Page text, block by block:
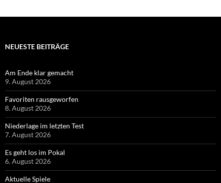
NEUESTE BEITRÄGE
Am Ende klar gemacht
9. August 2026
Favoriten rausgeworfen
8. August 2026
Niederlage im letzten Test
7. August 2026
Es geht los im Pokal
6. August 2026
Aktuelle Spiele